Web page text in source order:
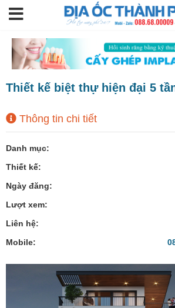
Thiết kế biệt thự hiện đại 5
Thông tin chi tiết
Danh mục:
Thiết kế:
Ngày đăng:
Lượt xem:
Liên hệ:
Mobile: